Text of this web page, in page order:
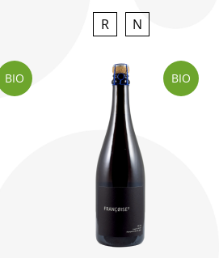
R N
BIO BIO